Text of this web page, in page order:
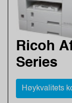
Ricoh
Series
Høykvalitets